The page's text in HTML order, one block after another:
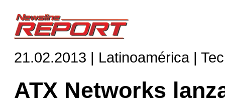
21.02.2013 | Latinoamérica |
ATX Networks